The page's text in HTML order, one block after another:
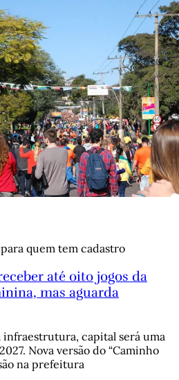
quem tem cadastro
até oito jogos da
mas aguarda
infraestrutura, capital será uma
Nova versão do “Caminho
na prefeitura